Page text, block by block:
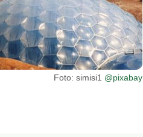
Foto: simisi1 @pixabay